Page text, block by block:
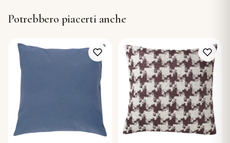
Potrebbero piacerti anche